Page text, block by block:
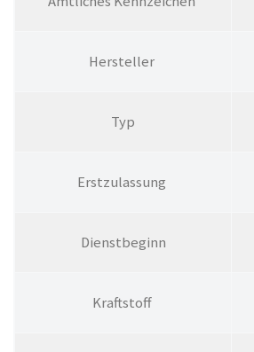
Hersteller
Typ
Erstzulassung
Dienstbeginn
Kraftstoff